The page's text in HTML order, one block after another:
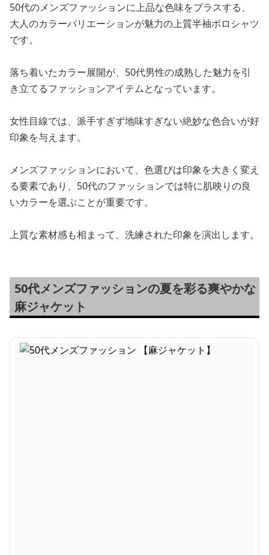
50代のメンズファッションに上品な色味をプラスする、
大人のカラーバリエーションが魅力の上質半袖ポロシャツ
です。
落ち着いたカラー展開が、50代男性の成熟した魅力を引
き立てるファッションアイテムとなっています。
女性目線では、派手すぎず地味すぎない絶妙な色合いが好
印象を与えます。
メンズファッションにおいて、色選びは印象を大きく変え
る要素であり、50代のファッションでは特に肌映りの良
いカラーを選ぶことが重要です。
上質な素材感も相まって、洗練された印象を演出します。
50代メンズファッションの夏を彩る爽やかな
麻ジャケット